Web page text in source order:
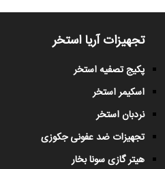
تجهیزات آریا استخر
پکیج تصفیه استخر
اسکیمر استخر
نردبان استخر
تجهیزات ضد عفونی جکوزی
هیتر گازی سونا بخار